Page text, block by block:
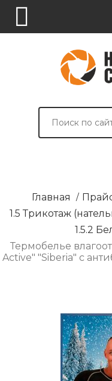
СПЕЦОДЕЖДА
СПЕЦОБУВЬ
СРЕДСТВА
ВСПОМОГАТЕЛЬНЫЕ
БРЕНДИРОВАНИЕ
Главная /
1.5 Трикотаж
1.5.2
Термобелье
Active" "Siberia" с